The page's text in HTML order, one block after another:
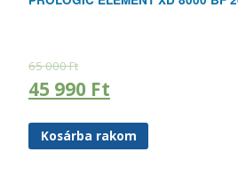
65 000Ft
45 990 Ft
Kosárba rakom